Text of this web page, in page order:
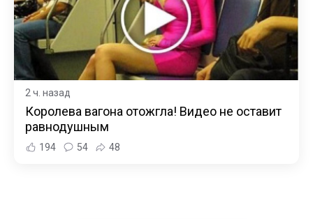
2 ч. назад
Королева вагона отожгла! Видео не оставит
равнодушным
194 54 48